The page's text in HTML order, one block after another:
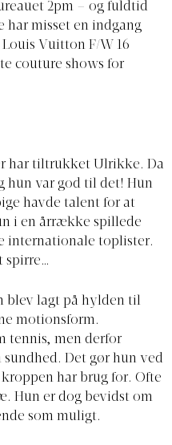
2pm – og fuldtid
har misset en indgang
Vuitton F/W 16
couture shows for
har tiltrukket Ulrikke. Da
hun var god til det! Hun
havde talent for at
i en årrække spillede
internationale toplister.
spirre…
blev lagt på hylden til
motionsform.
tennis, men derfor
Det gør hun ved
har brug for. Ofte
Hun er dog bevidst om
som muligt.